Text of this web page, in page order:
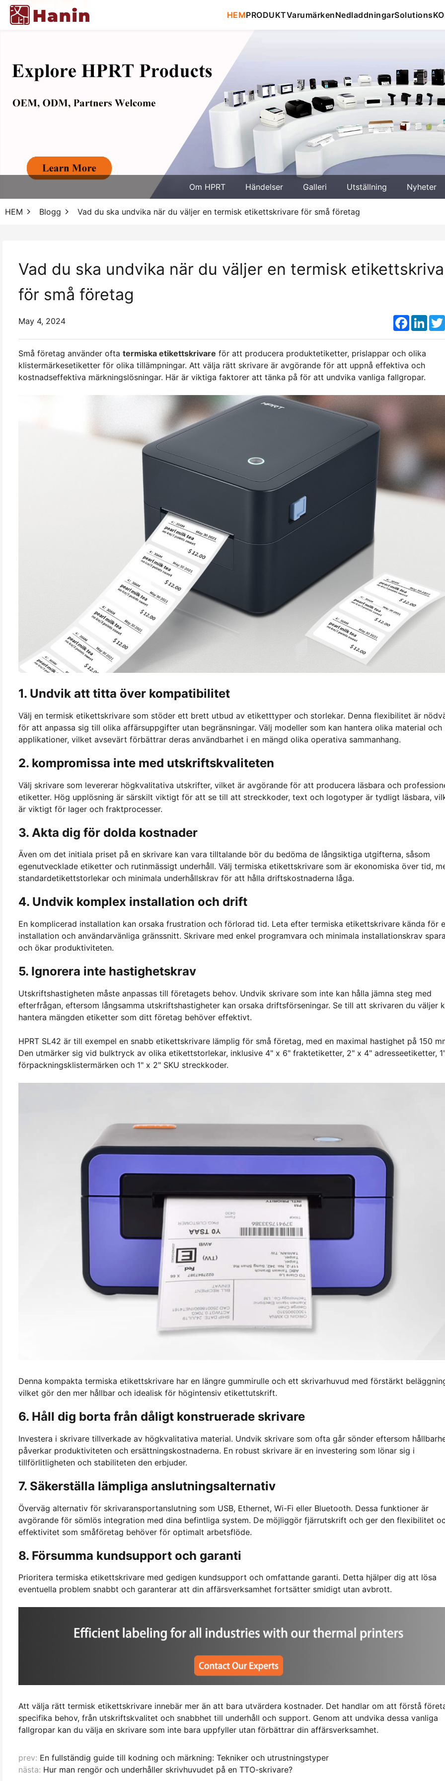
HEMPRODUKTVarumärkenNedladdningarSolutions
Om HPRT Händelser Galleri Utställning Nyheter
HEM Blogg Vad du ska undvika när du väljer en termisk etikettskrivare för små företag
Vad du ska undvika när du väljer en termisk
för små företag
May 4, 2024 Facebook
Små företag använder ofta termiska etikettskrivare för att producera produktetiketter, prislappar och olika
klistermärkesetiketter för olika tillämpningar. Att välja rätt skrivare är avgörande för att uppnå effektiva och
kostnadseffektiva märkningslösningar. Här är viktiga faktorer att tänka på för att undvika vanliga fallgropar.
1. Undvik att titta över kompatibilitet
Välj en termisk etikettskrivare som stöder ett brett utbud av etiketttyper och storlekar. Denna flexibilitet är
för att anpassa sig till olika affärsuppgifter utan begränsningar. Välj modeller som kan hantera olika material och
applikationer, vilket avsevärt förbättrar deras användbarhet i en mängd olika operativa sammanhang.
2. kompromissa inte med utskriftskvaliteten
Välj skrivare som levererar högkvalitativa utskrifter, vilket är avgörande för att producera läsbara och
etiketter. Hög upplösning är särskilt viktigt för att se till att streckkoder, text och logotyper är tydligt läsbara,
är viktigt för lager och fraktprocesser.
3. Akta dig för dolda kostnader
Även om det initiala priset på en skrivare kan vara tilltalande bör du bedöma de långsiktiga utgifterna, såsom
egenutvecklade etiketter och rutinmässigt underhåll. Välj termiska etikettskrivare som är ekonomiska över tid,
standardetikettstorlekar och minimala underhållskrav för att hålla driftskostnaderna låga.
4. Undvik komplex installation och drift
En komplicerad installation kan orsaka frustration och förlorad tid. Leta efter termiska etikettskrivare kända för
installation och användarvänliga gränssnitt. Skrivare med enkel programvara och minimala installationskrav
och ökar produktiviteten.
5. Ignorera inte hastighetskrav
Utskriftshastigheten måste anpassas till företagets behov. Undvik skrivare som inte kan hålla jämna steg med
efterfrågan, eftersom långsamma utskriftshastigheter kan orsaka driftsförseningar. Se till att skrivaren du väljer
hantera mängden etiketter som ditt företag behöver effektivt.
HPRT SL42 är till exempel en snabb etikettskrivare lämplig för små företag, med en maximal hastighet på 150
Den utmärker sig vid bulktryck av olika etikettstorlekar, inklusive 4" x 6" fraktetiketter, 2" x 4" adresseetiketter,
förpackningsklistermärken och 1" x 2" SKU streckkoder.
Denna kompakta termiska etikettskrivare har en längre gummirulle och ett skrivarhuvud med förstärkt
vilket gör den mer hållbar och idealisk för högintensiv etikettutskrift.
6. Håll dig borta från dåligt konstruerade skrivare
Investera i skrivare tillverkade av högkvalitativa material. Undvik skrivare som ofta går sönder eftersom
påverkar produktiviteten och ersättningskostnaderna. En robust skrivare är en investering som lönar sig i
tillförlitligheten och stabiliteten den erbjuder.
7. Säkerställa lämpliga anslutningsalternativ
Överväg alternativ för skrivaransportanslutning som USB, Ethernet, Wi-Fi eller Bluetooth. Dessa funktioner är
avgörande för sömlös integration med dina befintliga system. De möjliggör fjärrutskrift och ger den flexibilitet
effektivitet som småföretag behöver för optimalt arbetsflöde.
8. Försumma kundsupport och garanti
Prioritera termiska etikettskrivare med gedigen kundsupport och omfattande garanti. Detta hjälper dig att lösa
eventuella problem snabbt och garanterar att din affärsverksamhet fortsätter smidigt utan avbrott.
Att välja rätt termisk etikettskrivare innebär mer än att bara utvärdera kostnader. Det handlar om att förstå
specifika behov, från utskriftskvalitet och snabbhet till underhåll och support. Genom att undvika dessa vanliga
fallgropar kan du välja en skrivare som inte bara uppfyller utan förbättrar din affärsverksamhet.
prev: En fullständig guide till kodning och märkning: Tekniker och utrustningstyper
nästa: Hur man rengör och underhåller skrivhuvudet på en TTO-skrivare?